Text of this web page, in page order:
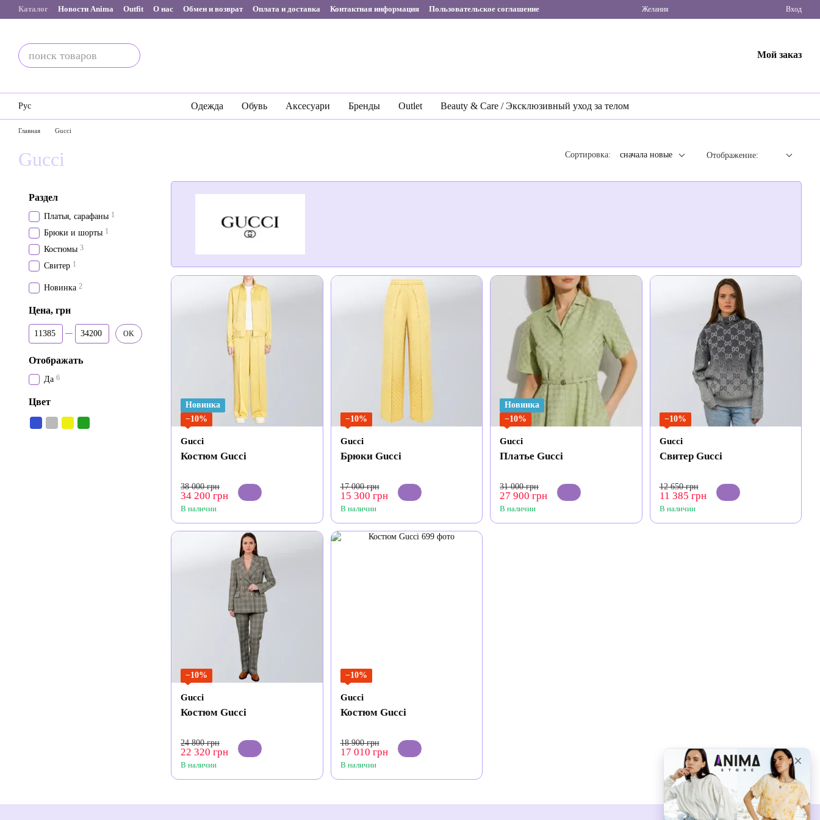
Перейти к основному контенту
Каталог Новости Anima Outfit О нас Обмен и возврат Оплата и доставка Контактная информация Пользовательское соглашение Желания Вход
Мой заказ
Рус Одежда Обувь Аксесуари Бренды Outlet Beauty & Care / Эксклюзивный уход за телом
Главная Gucci
Gucci Сортировка: сначала новые Отображение:
Новинка
−10%
Gucci
Костюм Gucci
38 000 грн
34 200 грн
В наличии
−10%
Gucci
Брюки Gucci
17 000 грн
15 300 грн
В наличии
Новинка
−10%
Gucci
Платье Gucci
31 000 грн
27 900 грн
В наличии
−10%
Gucci
Свитер Gucci
12 650 грн
11 385 грн
В наличии
−10%
Gucci
Костюм Gucci
24 800 грн
22 320 грн
В наличии
−10%
Gucci
Костюм Gucci
18 900 грн
17 010 грн
В наличии
Раздел
Платья, сарафаны 1
Брюки и шорты 1
Костюмы 3
Свитер 1
Новинка 2
Цена, грн
От Цена, грн
До Цена, грн
OK
Отображать
Да 6
Цвет